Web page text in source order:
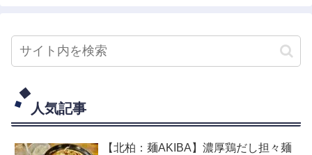
人気記事
【北柏：麺AKIBA】濃厚鶏だし担々麺